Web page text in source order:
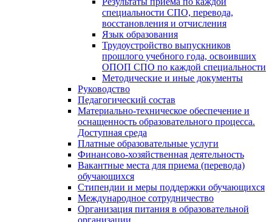
специальности СПО, перевода,
восстановления и отчисления
Язык образования
Трудоустройство выпускников
прошлого учебного года, освоивших
ОПОП СПО по каждой специальности
Методические и иные документы
Руководство
Педагогический состав
Материально-техническое обеспечение и
оснащенность образовательного процесса.
Доступная среда
Платные образовательные услуги
Финансово-хозяйственная деятельность
Вакантные места для приема (перевода)
обучающихся
Стипендии и меры поддержки обучающихся
Международное сотрудничество
Организация питания в образовательной
организации